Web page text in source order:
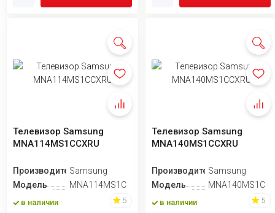
Телевизор Samsung
MNA114MS1CCXRU
ПроизводительSamsung
Модель
MNA114MS1CCXRU
в наличии 5
Телевизор Samsung
MNA140MS1CCXRU
ПроизводительSamsung
Модель
в наличии 5